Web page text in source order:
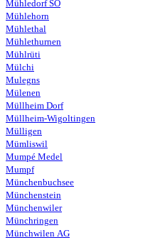
Mühledorf SO
Mühlehorn
Mühlethal
Mühlethurnen
Mühlrüti
Mülchi
Mulegns
Mülenen
Müllheim Dorf
Müllheim-Wigoltingen
Mülligen
Mümliswil
Mumpé Medel
Mumpf
Münchenbuchsee
Münchenstein
Münchenwiler
Münchringen
Münchwilen AG